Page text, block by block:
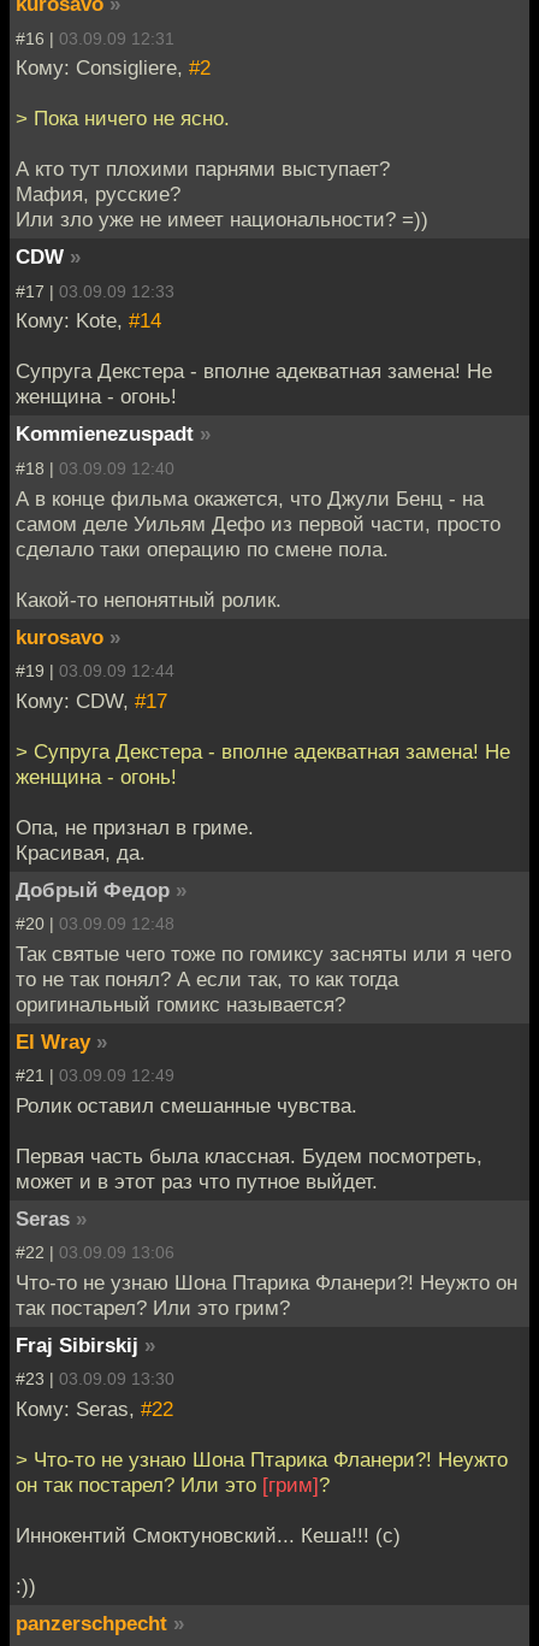
#16 | 03.09.09 12:31
Кому: Consigliere, #2
> Пока ничего не ясно.
А кто тут плохими парнями выступает?
Мафия, русские?
Или зло уже не имеет национальности? =))
CDW »
#17 | 03.09.09 12:33
Кому: Kote, #14
Супруга Декстера - вполне адекватная замена! Не
женщина - огонь!
Kommienezuspadt »
#18 | 03.09.09 12:40
А в конце фильма окажется, что Джули Бенц - на
самом деле Уильям Дефо из первой части, просто
сделало таки операцию по смене пола.
Какой-то непонятный ролик.
kurosavo »
#19 | 03.09.09 12:44
Кому: CDW, #17
> Супруга Декстера - вполне адекватная замена! Не
женщина - огонь!
Опа, не признал в гриме.
Красивая, да.
Добрый Федор »
#20 | 03.09.09 12:48
Так святые чего тоже по гомиксу засняты или я чего
то не так понял? А если так, то как тогда
оригинальный гомикс называется?
El Wray »
#21 | 03.09.09 12:49
Ролик оставил смешанные чувства.
Первая часть была классная. Будем посмотреть,
может и в этот раз что путное выйдет.
Seras »
#22 | 03.09.09 13:06
Что-то не узнаю Шона Птарика Фланери?! Неужто он
так постарел? Или это грим?
Fraj Sibirskij »
#23 | 03.09.09 13:30
Кому: Seras, #22
> Что-то не узнаю Шона Птарика Фланери?! Неужто
он так постарел? Или это [грим]?
Иннокентий Смоктуновский... Кеша!!! (с)
:))
panzerschpecht »